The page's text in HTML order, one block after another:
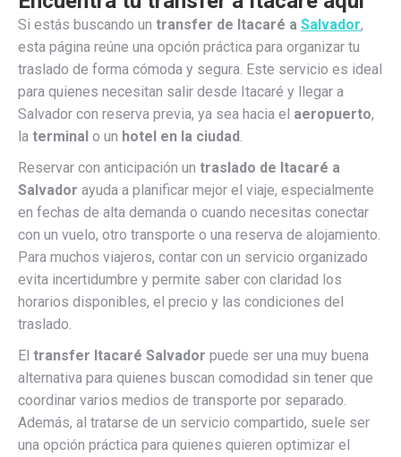
Si estás buscando un transfer de Itacaré a Salvador,
esta página reúne una opción práctica para organizar tu
traslado de forma cómoda y segura. Este servicio es ideal
para quienes necesitan salir desde Itacaré y llegar a
Salvador con reserva previa, ya sea hacia el aeropuerto,
la terminal o un hotel en la ciudad.
Reservar con anticipación un traslado de Itacaré a
Salvador ayuda a planificar mejor el viaje, especialmente
en fechas de alta demanda o cuando necesitas conectar
con un vuelo, otro transporte o una reserva de alojamiento.
Para muchos viajeros, contar con un servicio organizado
evita incertidumbre y permite saber con claridad los
horarios disponibles, el precio y las condiciones del
traslado.
El transfer Itacaré Salvador puede ser una muy buena
alternativa para quienes buscan comodidad sin tener que
coordinar varios medios de transporte por separado.
Además, al tratarse de un servicio compartido, suele ser
una opción práctica para quienes quieren optimizar el